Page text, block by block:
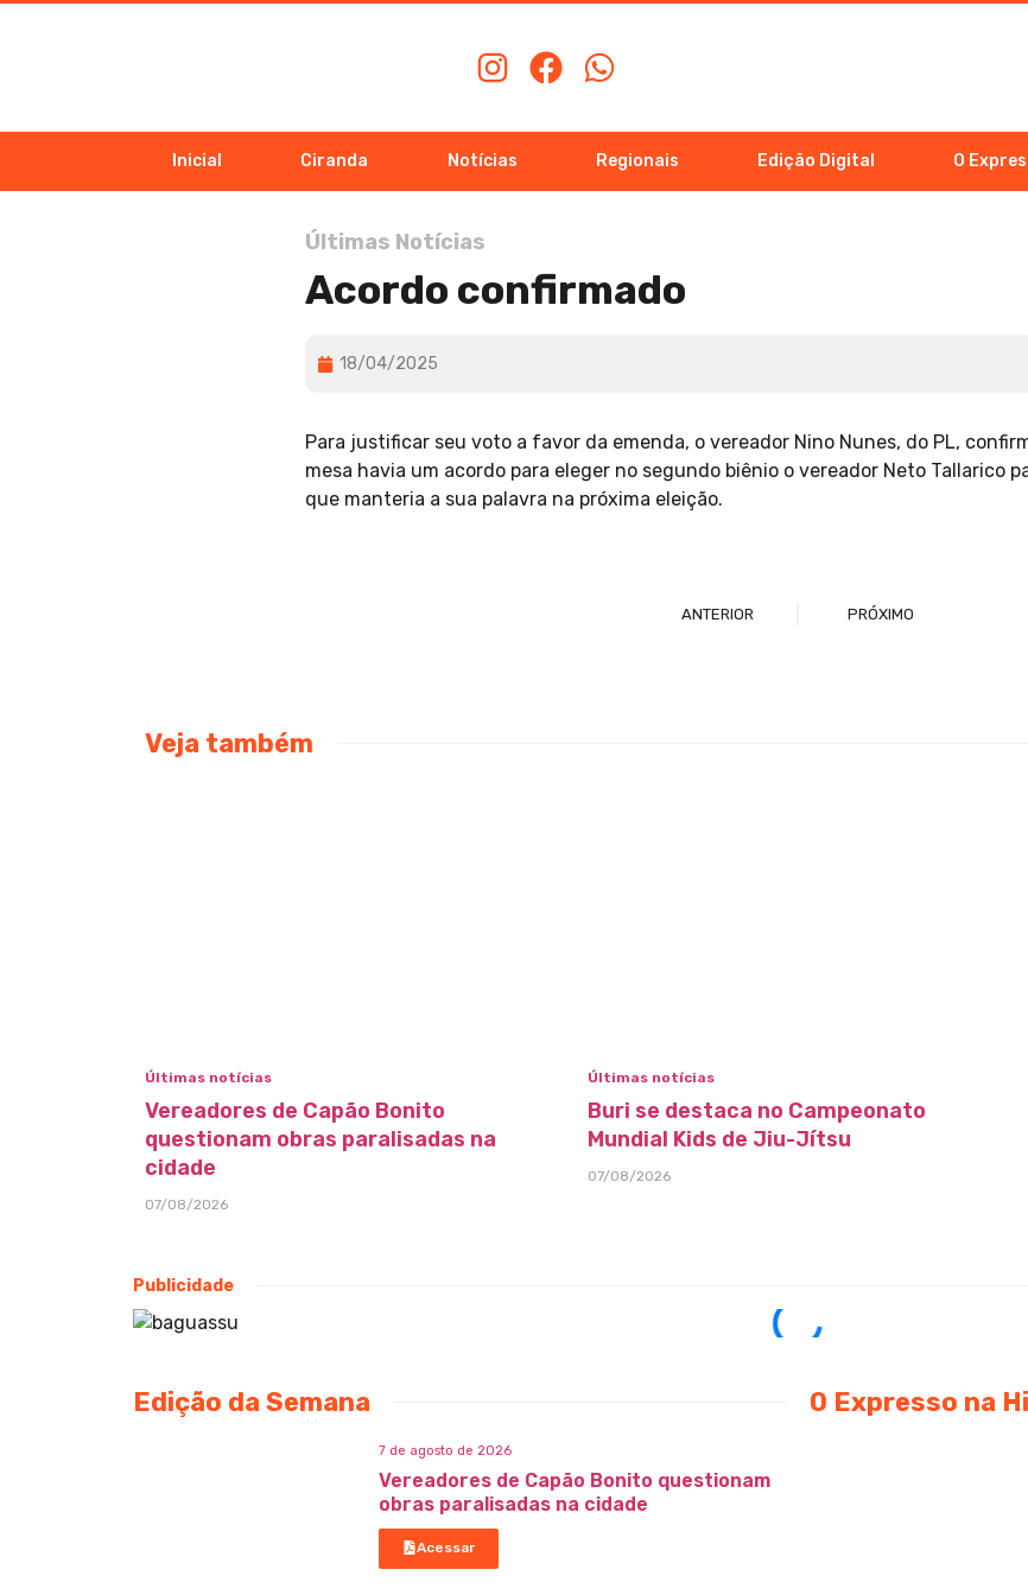
Inicial Ciranda Notícias Regionais Edição Digital O
Últimas Notícias
Acordo confirmado
18/04/2025
Para justificar seu voto a favor da emenda, o vereador Nino Nunes, do PL,
mesa havia um acordo para eleger no segundo biênio o vereador Neto Tallarico
que manteria a sua palavra na próxima eleição.
ANTERIOR PRÓXIMO
Veja também
Últimas notícias
Vereadores de Capão Bonito
questionam obras paralisadas na
cidade
07/08/2026
Últimas notícias
Buri se destaca no Campeonato
Mundial Kids de Jiu-Jítsu
07/08/2026
Publicidade
Edição da Semana
7 de agosto de 2026
Vereadores de Capão Bonito questionam
obras paralisadas na cidade
Acessar
O Expresso na